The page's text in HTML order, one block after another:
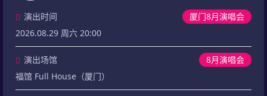
厦门8月演唱会
演出时间
2026.08.29 周六 20:00
8月演唱会
演出场馆
福馆 Full House（厦门）